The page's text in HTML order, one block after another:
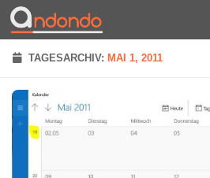
Zum Inhalt springen
TAGESARCHIV: MAI 1, 2011